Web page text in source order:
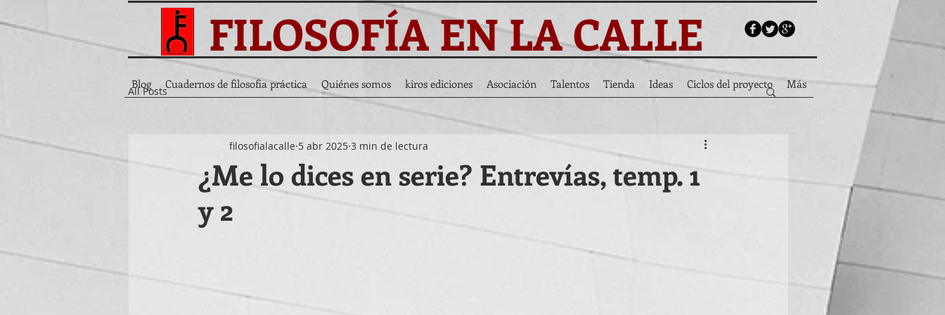
FILOSOFÍA EN LA CALLE
All Posts
¿Me lo dices en serie? Entrevías, temp. 1
y 2
filosofialacalle 5 abr 2025 3 min de lectura
Blog Cuadernos de filosofia práctica Quiénes somos kiros ediciones Asociación Talentos Tienda Ideas Ciclos del proyecto Más